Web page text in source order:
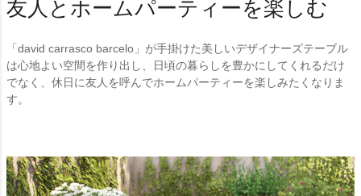
友人とホームパーティーを楽しむ
「david carrasco barcelo」が手掛けた美しいデザイナーズテーブル
は心地よい空間を作り出し、日頃の暮らしを豊かにしてくれるだけ
でなく、休日に友人を呼んでホームパーティーを楽しみたくなりま
す。